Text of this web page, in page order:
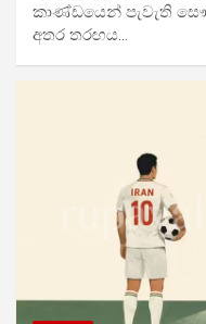
කාණ්ඩයෙන් පැවැති
අතර තරඟය…